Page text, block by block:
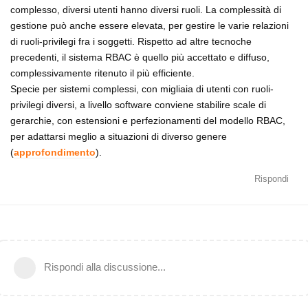
complesso, diversi utenti hanno diversi ruoli. La complessità di
gestione può anche essere elevata, per gestire le varie relazioni
di ruoli-privilegi fra i soggetti. Rispetto ad altre tecnoche
precedenti, il sistema RBAC è quello più accettato e diffuso,
complessivamente ritenuto il più efficiente.
Specie per sistemi complessi, con migliaia di utenti con ruoli-
privilegi diversi, a livello software conviene stabilire scale di
gerarchie, con estensioni e perfezionamenti del modello RBAC,
per adattarsi meglio a situazioni di diverso genere
(approfondimento).
Rispondi
Rispondi alla discussione...